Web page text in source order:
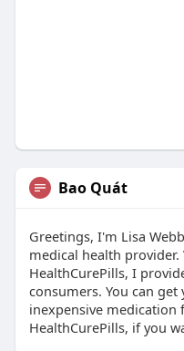
Bao Quát
Greetings, I'm Lisa
medical health provider.
HealthCurePills, I
consumers. You can
inexpensive medication
HealthCurePills, if you